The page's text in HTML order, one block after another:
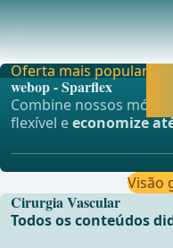
Hematomas/
estudo NASCET em
Oferta mais popular
webop - Sparflex
Combine nossos
flexível eeconomize
Visão
Cirurgia Vascular
Todos os conteúdos